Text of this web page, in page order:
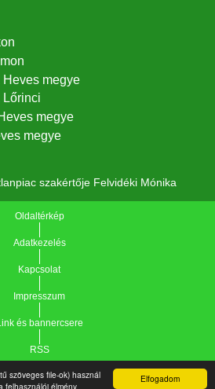
Elfogadom
szöveges file-ok) használ
felhasználói élmény
megye
Lőrinci
megye
megye
szakértője Felvidéki Mónika
Oldaltérkép
Adatkezelés
Kapcsolat
Impresszum
és bannercsere
RSS
Kft. - Ingatlan nyilvántartó, ügyviteli és